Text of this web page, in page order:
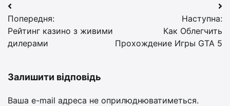
Навігація
записів
Попередня:
Рейтинг казино з живими
дилерами
Наступна:
Как Облегчить
Прохождение Игры GTA 5
Залишити відповідь
Ваша e-mail адреса не оприлюднюватиметься.